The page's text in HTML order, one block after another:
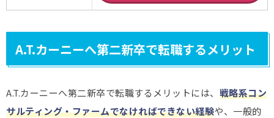
A.T.カーニーへ第二新卒で転職するメリット
A.T.カーニーへ第二新卒で転職するメリットには、 戦略系コン
サルティング・ファームでなければできない経験や、一般的